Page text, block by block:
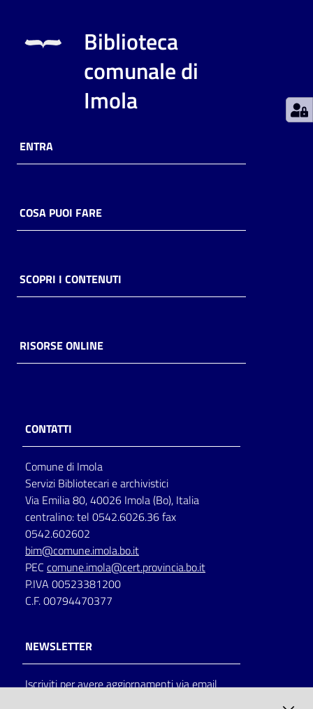
on line
Chiedi al
Avvisi
Biblioteca
comunale di
Imola
ENTRA
COSA PUOI FARE
SCOPRI I CONTENUTI
RISORSE ONLINE
CONTATTI
Comune di Imola
Servizi Bibliotecari e archivistici
Via Emilia 80, 40026 Imola (Bo), Italia
centralino: tel 0542.6026.36 fax
0542.602602
bim@comune.imola.bo.it
PEC comune.imola@cert.provincia.bo.it
P.IVA 00523381200
C.F. 00794470377
NEWSLETTER
Iscriviti per avere aggiornamenti via email